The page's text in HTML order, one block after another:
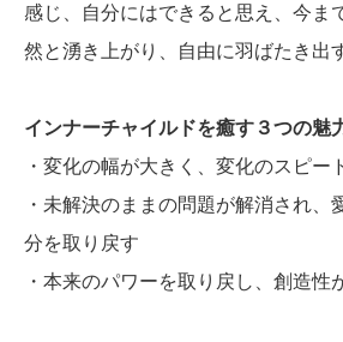
感じ、自分にはできると思え、今ま
然と湧き上がり、自由に羽ばたき出
インナーチャイルドを癒す３つの魅
・変化の幅が大きく、変化のスピー
・未解決のままの問題が解消され、
分を取り戻す
・本来のパワーを取り戻し、創造性